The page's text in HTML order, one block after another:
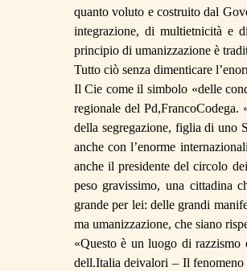
quanto voluto e costruito dal
integrazione, di multietnicità e
principio di umanizzazione è
Tutto ciò senza dimenticare l’
IlCie come il simbolo «delle
regionale del Pd,FrancoCodega.
della segregazione, figlia di uno
anche conl’enorme internazionali
anche il presidente del circolo
peso gravissimo, una cittadina
grande per lei: delle grandi
ma umanizzazione, che siano
«Questo è un luogo di razzismo
dell.Italia deivalori – Il fenomeno